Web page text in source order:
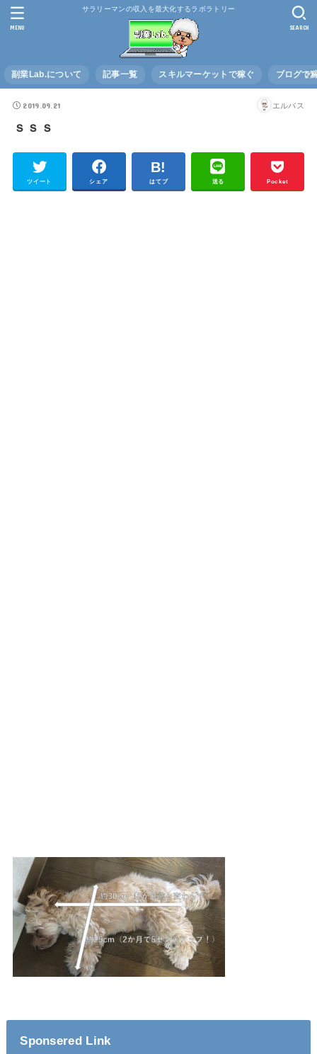
サラリーマンの収入を最大化するラボラトリー
副業Lab.について 記事一覧 スキルマーケットで稼ぐ ブログで
SEARCH
MENU
2019.09.21 エルバス
ｓｓｓ
ツイート シェア はてブ 送る Pocket
Sponsered Link